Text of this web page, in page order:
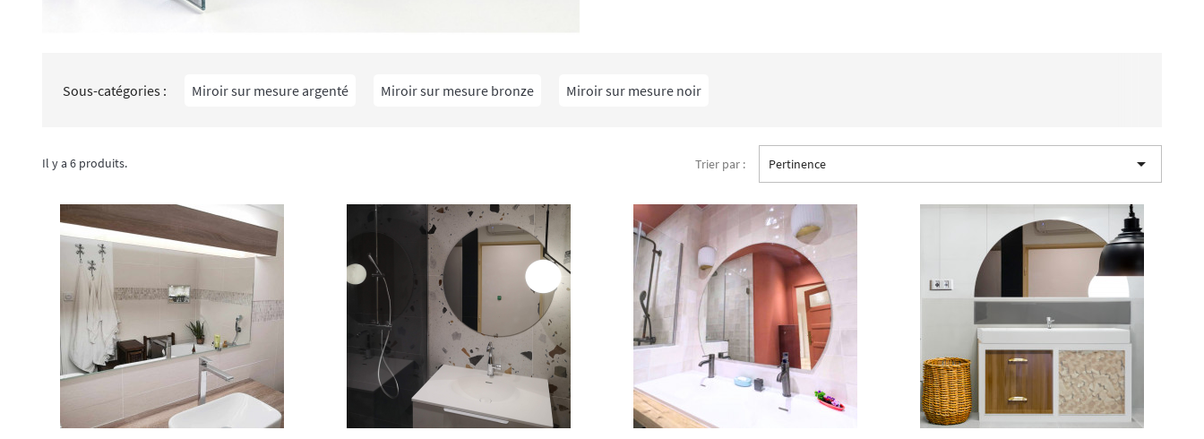
Sous-catégories : Miroir sur mesure argenté Miroir sur mesure bronze Miroir sur mesure noir
Il y a 6 produits. Trier par : Pertinence 